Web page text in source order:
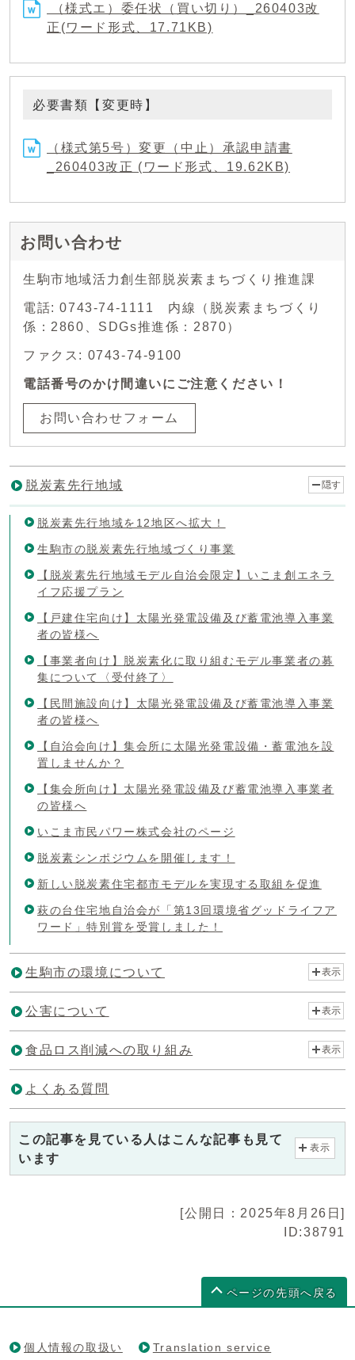
（様式エ）委任状（買い切り）_260403改
正(ワード形式、17.71KB)
必要書類【変更時】
（様式第5号）変更（中止）承認申請書
_260403改正 (ワード形式、19.62KB)
お問い合わせ
生駒市地域活力創生部脱炭素まちづくり推進課
電話: 0743-74-1111 内線（脱炭素まちづくり
係：2860、SDGs推進係：2870）
ファクス: 0743-74-9100
電話番号のかけ間違いにご注意ください！
お問い合わせフォーム
脱炭素先行地域 隠す
脱炭素先行地域を12地区へ拡大！
生駒市の脱炭素先行地域づくり事業
【脱炭素先行地域モデル自治会限定】いこま創エネラ
イフ応援プラン
【戸建住宅向け】太陽光発電設備及び蓄電池導入事業
者の皆様へ
【事業者向け】脱炭素化に取り組むモデル事業者の募
集について〈受付終了〉
【民間施設向け】太陽光発電設備及び蓄電池導入事業
者の皆様へ
【自治会向け】集会所に太陽光発電設備・蓄電池を設
置しませんか？
【集会所向け】太陽光発電設備及び蓄電池導入事業者
の皆様へ
いこま市民パワー株式会社のページ
脱炭素シンポジウムを開催します！
新しい脱炭素住宅都市モデルを実現する取組を促進
萩の台住宅地自治会が「第13回環境省グッドライフア
ワード」特別賞を受賞しました！
生駒市の環境について 表示
公害について 表示
食品ロス削減への取り組み 表示
よくある質問
この記事を見ている人はこんな記事も見て
います
表示
[公開日：2025年8月26日]
ID:38791
ページの先頭へ戻る
個人情報の取扱い Translation service